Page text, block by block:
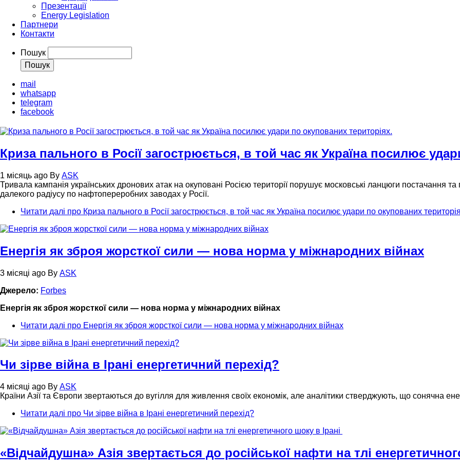
Презентації
Energy Legislation
Партнери
Контакти
Пошук
mail
whatsapp
telegram
facebook
Криза пального в Росії загострюється, в той час як Україна посилює
1 місяць ago By ASK
Тривала кампанія українських дронових атак на окуповані Росією території порушує московські ланцюги постачання
далекого радіусу по нафтопереробних заводах у Росії.
Читати далі про Криза пального в Росії загострюється, в той час як Україна посилює удари по окупованих
Енергія як зброя жорсткої сили — нова норма у міжнародних війнах
3 місяці ago By ASK
Джерело: Forbes
Енергія як зброя жорсткої сили — нова норма у міжнародних війнах
Читати далі про Енергія як зброя жорсткої сили — нова норма у міжнародних війнах
Чи зірве війна в Ірані енергетичний перехід?
4 місяці ago By ASK
Країни Азії та Європи звертаються до вугілля для живлення своїх економік, але аналітики стверджують, що сонячна
Читати далі про Чи зірве війна в Ірані енергетичний перехід?
«Відчайдушна» Азія звертається до російської нафти на тлі